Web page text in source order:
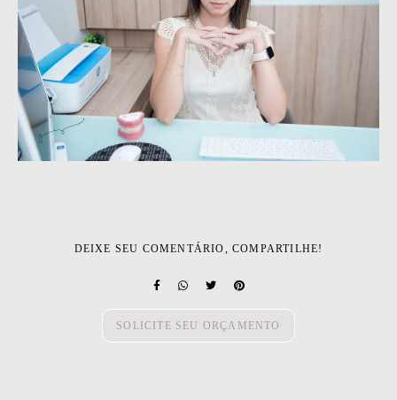
DEIXE SEU COMENTÁRIO, COMPARTILHE!
SOLICITE SEU ORÇAMENTO